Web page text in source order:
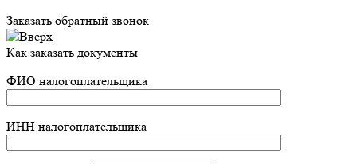
Заказать обратный звонок
Как заказать документы
ФИО налогоплательщика
ИНН налогоплательщика